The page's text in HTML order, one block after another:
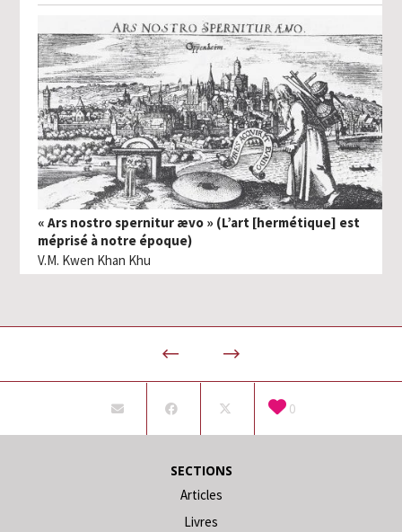
« Ars nostro spernitur ævo » (L’art [hermétique] est
méprisé à notre époque)
V.M. Kwen Khan Khu
0
SECTIONS
Articles
Livres